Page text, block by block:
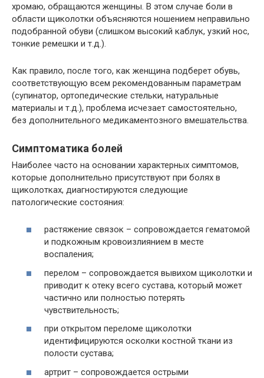
хромаю, обращаются женщины. В этом случае боли в
области щиколотки объясняются ношением неправильно
подобранной обуви (слишком высокий каблук, узкий нос,
тонкие ремешки и т.д.).
Как правило, после того, как женщина подберет обувь,
соответствующую всем рекомендованным параметрам
(супинатор, ортопедические стельки, натуральные
материалы и т.д.), проблема исчезает самостоятельно,
без дополнительного медикаментозного вмешательства.
Симптоматика болей
Наиболее часто на основании характерных симптомов,
которые дополнительно присутствуют при болях в
щиколотках, диагностируются следующие
патологические состояния:
растяжение связок – сопровождается гематомой
и подкожным кровоизлиянием в месте
воспаления;
перелом – сопровождается вывихом щиколотки и
приводит к отеку всего сустава, который может
частично или полностью потерять
чувствительность;
при открытом переломе щиколотки
идентифицируются осколки костной ткани из
полости сустава;
артрит – сопровождается острыми